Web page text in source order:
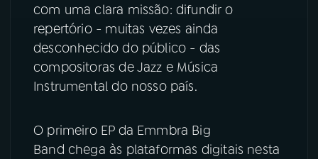
TikTok
com uma clara missão: difundir o
repertório - muitas vezes ainda
desconhecido do público - das
compositoras de Jazz e Música
Instrumental do nosso país.
O primeiro EP da Emmbra Big
Band chega às plataformas digitais nesta